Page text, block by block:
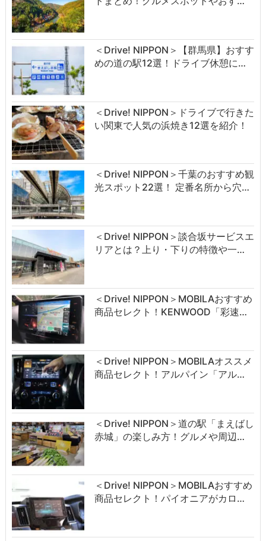
＜Drive! NIPPON＞【群馬県】おすす
めの道の駅12選！ドライブ休憩に…
＜Drive! NIPPON＞ドライブで行きた
い関東で人気の浜焼き12選を紹介！
＜Drive! NIPPON＞千葉のおすすめ観
光スポット22選！ 定番名所から穴…
＜Drive! NIPPON＞談合坂サービスエ
リアとは？上り・下りの特徴や一…
＜Drive! NIPPON＞MOBILAおすすめ
商品セレクト！KENWOOD「彩速…
＜Drive! NIPPON＞MOBILAオススメ
商品セレクト！アルパイン「アル…
＜Drive! NIPPON＞道の駅「まえばし
赤城」の楽しみ方！グルメや周辺…
＜Drive! NIPPON＞MOBILAおすすめ
商品セレクト！パイオニアがカロ…